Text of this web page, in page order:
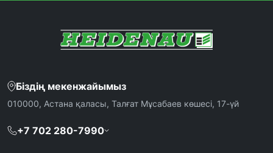
Біздің мекенжайымыз
010000, Астана қаласы, Талғат Мұсабаев көшесі, 17-үй
+7 702 280-7990